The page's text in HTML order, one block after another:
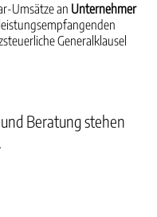
Umsätze an Unternehmer
Generalklausel
Beratung stehen